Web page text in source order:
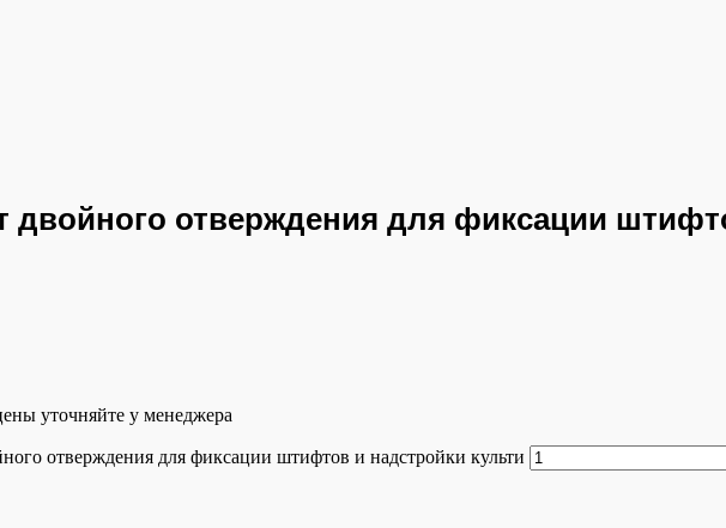
двойного отверждения для фиксации
уточняйте у менеджера
отверждения для фиксации штифтов и надстройки культи